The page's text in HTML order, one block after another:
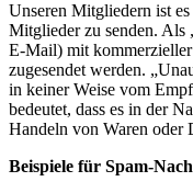
Unseren Mitgliedern ist
Mitglieder zu senden. Als
E-Mail) mit
zugesendet werden.
in keiner Weise vom
bedeutet, dass es in der
Handeln von Waren oder
Beispiele für Spam-